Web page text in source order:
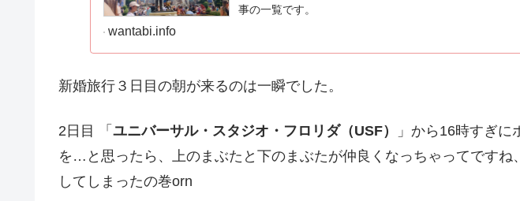
事の一覧です。
wantabi.info
新婚旅行３日目の朝が来るのは一瞬でした。
2日目 「 ユニバーサル・スタジオ・フロリダ（USF）
」から16時すぎに
を…と思ったら、上のまぶたと下のまぶたが仲良くなっちゃってですね
してしまったの巻orn